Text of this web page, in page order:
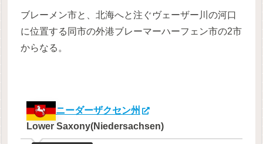
ブレーメン市と、北海へと注ぐヴェーザー川の河口
に位置する同市の外港ブレーマーハーフェン市の2市
からなる。
ニーダーザクセン州
Lower Saxony(Niedersachsen)